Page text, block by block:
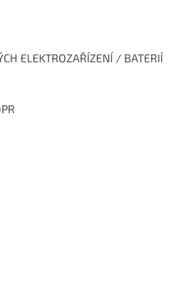
ELEKTROZAŘÍZENÍ / BATERIÍ